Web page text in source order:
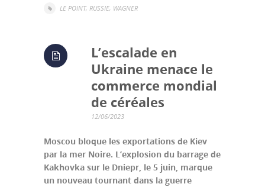
LE POINT, RUSSIE, WAGNER
L’escalade en
Ukraine menace le
commerce mondial
de céréales
12/06/2023
Moscou bloque les exportations de Kiev
par la mer Noire. L’explosion du barrage de
Kakhovka sur le Dniepr, le 5 juin, marque
un nouveau tournant dans la guerre